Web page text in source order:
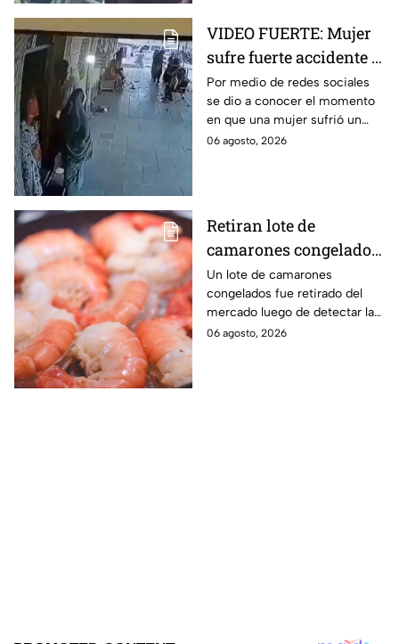
VIDEO FUERTE: Mujer
sufre fuerte accidente a
los pocos segundos de
haber salido del
hospital
Por medio de redes sociales
se dio a conocer el momento
en que una mujer sufrió un
fuerte accidente a los pocos
06 agosto, 2026
Retiran lote de
camarones congelados
por riesgo sanitario;
detectan salmonella en
España
Un lote de camarones
congelados fue retirado del
mercado luego de detectar la
presencia de salmonella, una
06 agosto, 2026